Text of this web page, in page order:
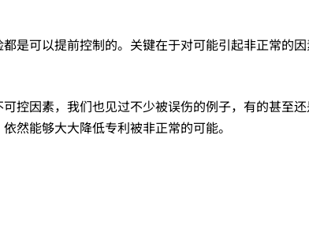
是可以提前控制的。关键在于对可能引起非正常的
控因素，我们也见过不少被误伤的例子，有的甚至
然能够大大降低专利被非正常的可能。